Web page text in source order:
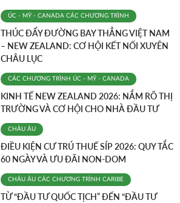
ÚC - MỸ - CANADA CÁC CHƯƠNG TRÌNH
THÚC ĐẨY ĐƯỜNG BAY THẲNG VIỆT NAM
– NEW ZEALAND: CƠ HỘI KẾT NỐI XUYÊN
CHÂU LỤC
CÁC CHƯƠNG TRÌNH ÚC - MỸ - CANADA
KINH TẾ NEW ZEALAND 2026: NẮM RÕ THỊ
TRƯỜNG VÀ CƠ HỘI CHO NHÀ ĐẦU TƯ
CHÂU ÂU
ĐIỀU KIỆN CƯ TRÚ THUẾ SÍP 2026: QUY TẮC
60 NGÀY VÀ ƯU ĐÃI NON-DOM
CHÂU ÂU CÁC CHƯƠNG TRÌNH CARIBE
TỪ “ĐẦU TƯ QUỐC TỊCH” ĐẾN “ĐẦU TƯ